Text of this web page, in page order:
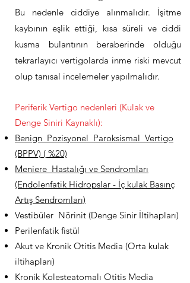
Bu nedenle ciddiye alınmalıdır. İşitme
kaybının eşlik ettiği, kısa süreli ve ciddi
kusma bulantının beraberinde olduğu
tekrarlayıcı vertigolarda inme riski mevcut
olup tanısal incelemeler yapılmalıdır.
Periferik Vertigo nedenleri (Kulak ve
Denge Siniri Kaynaklı):
Benign Pozisyonel Paroksismal Vertigo
(BPPV) ( %20)
Meniere Hastalığı ve Sendromları
(Endolenfatik Hidropslar - İç kulak Basınç
Artış Sendromları)
Vestibüler Nörinit (Denge Sinir İltihapları)
Perilenfatik fistül
Akut ve Kronik Otitis Media (Orta kulak
iltihapları)
Kronik Kolesteatomalı Otitis Media